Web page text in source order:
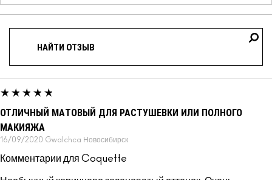
ОТЛИЧНЫЙ МАТОВЫЙ ДЛЯ РАСТУШЕВКИ ИЛИ ПОЛНОГО
МАКИЯЖА
16/09/2020 Gwalchca Новосибирск
Комментарии для Coquette